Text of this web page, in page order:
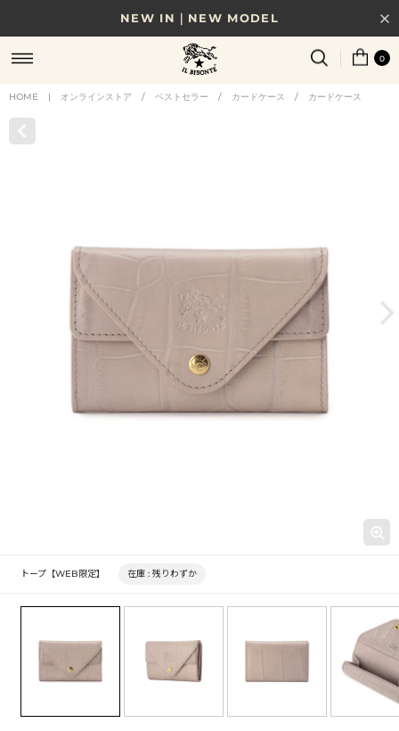
NEW IN｜NEW MODEL
8/17(月)10時まで｜税込11,000円以上で送料無料
贈る相手やシーンから選べる、新しいギフトガイド
0
HOME | オンラインストア / ベストセラー / カードケース / カードケース
トープ【WEB限定】 在庫 : 残りわずか